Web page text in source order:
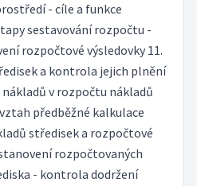
- cíle a funkce
sestavování rozpočtu -
rozpočtové výsledovky 11.
a kontrola jejich plnění
v rozpočtu nákladů
předběžné kalkulace
středisek a rozpočtové
rozpočtovaných
- kontrola dodržení